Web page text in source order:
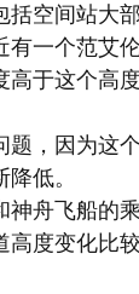
括空间站大
一个范艾
高于这个高
因为这个
低。
飞船的乘
高度变化比